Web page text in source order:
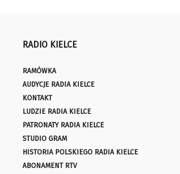
RADIO KIELCE
RAMÓWKA
AUDYCJE RADIA KIELCE
KONTAKT
LUDZIE RADIA KIELCE
PATRONATY RADIA KIELCE
STUDIO GRAM
HISTORIA POLSKIEGO RADIA KIELCE
ABONAMENT RTV